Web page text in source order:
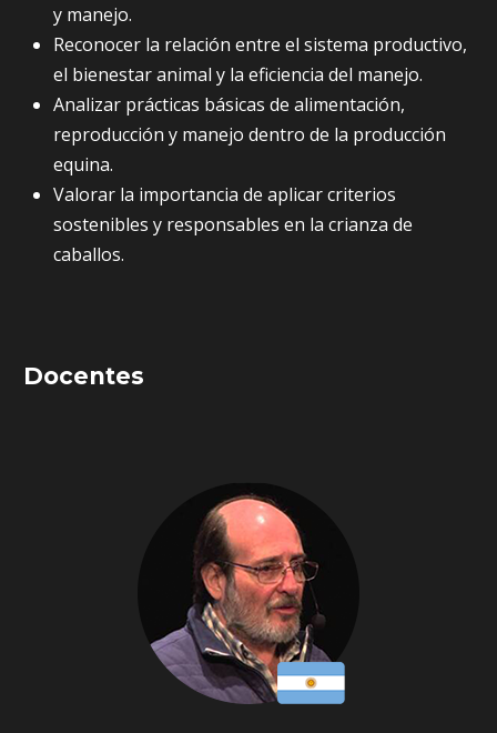
y manejo.
Reconocer la relación entre el sistema productivo,
el bienestar animal y la eficiencia del manejo.
Analizar prácticas básicas de alimentación,
reproducción y manejo dentro de la producción
equina.
Valorar la importancia de aplicar criterios
sostenibles y responsables en la crianza de
caballos.
Docentes